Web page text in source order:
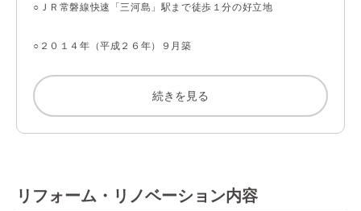
○ＪＲ常磐線快速「三河島」駅まで徒歩１分の好立地
○２０１４年（平成２６年）９月築
○３４階建／駅前タワーレジデンス
続きを見る
リフォーム・リノベーション内容